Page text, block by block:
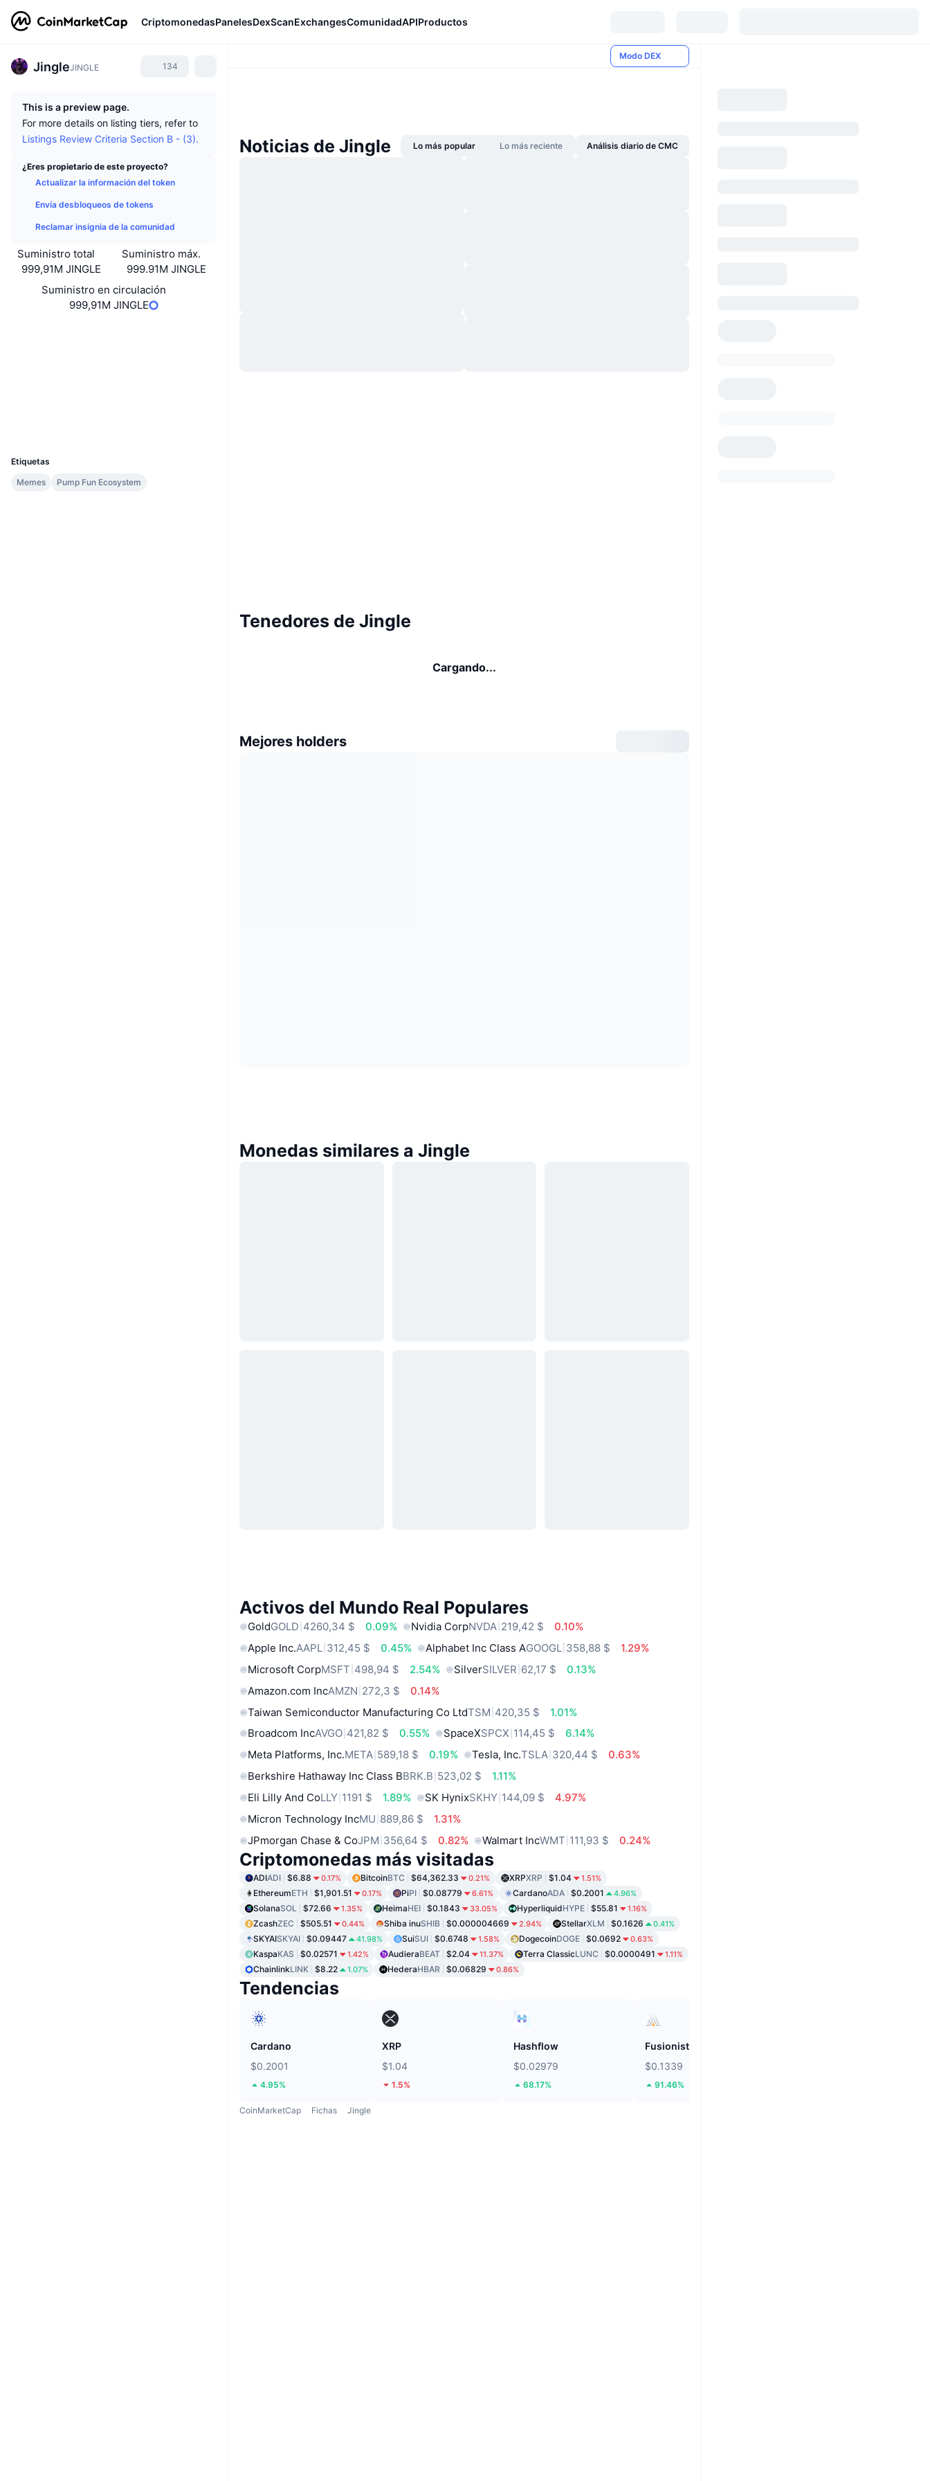
CriptomonedasPanelesDexScanExchangesComunidadAPIProductos
JingleJINGLE 134
This is a preview page.
For more details on listing tiers, refer to
Listings Review Criteria Section B - (3).
¿Eres propietario de este proyecto?
Actualizar la información del token
Envía desbloqueos de tokens
Reclamar insignia de la comunidad
Suministro total
999,91M JINGLE
Suministro máx.
999.91M JINGLE
Suministro en circulación
999,91M JINGLE
Etiquetas
Memes
Pump Fun Ecosystem
Modo DEX
Noticias de Jingle Lo más popular Lo más reciente Análisis diario de CMC
Tenedores de Jingle
Cargando...
Mejores holders
Monedas similares a Jingle
Activos del Mundo Real Populares
GoldGOLD 4260,34 $ 0.09% Nvidia CorpNVDA 219,42 $
0.10%
Apple Inc.AAPL 312,45 $ 0.45% Alphabet Inc Class AGOOGL 358,88 $
1.29%
Microsoft CorpMSFT 498,94 $ 2.54% SilverSILVER 62,17 $
0.13%
Amazon.com IncAMZN 272,3 $
0.14%
Taiwan Semiconductor Manufacturing Co LtdTSM 420,35 $
1.01%
Broadcom IncAVGO 421,82 $ 0.55% SpaceXSPCX 114,45 $
6.14%
Meta Platforms, Inc.META 589,18 $ 0.19% Tesla, Inc.TSLA 320,44 $
0.63%
Berkshire Hathaway Inc Class BBRK.B 523,02 $
1.11%
Eli Lilly And CoLLY 1191 $ 1.89% SK HynixSKHY 144,09 $
4.97%
Micron Technology IncMU 889,86 $
1.31%
JPmorgan Chase & CoJPM 356,64 $ 0.82% Walmart IncWMT 111,93 $ 0.24%
Criptomonedas más visitadas
ADIADI $6.88 0.17% BitcoinBTC $64,362.33 0.21% XRPXRP $1.04 1.51%
EthereumETH $1,901.51 0.17% PiPI $0.08779 6.61% CardanoADA $0.2001 4.96%
SolanaSOL $72.66 1.35% HeimaHEI $0.1843 33.05% HyperliquidHYPE $55.81 1.16%
ZcashZEC $505.51 0.44% Shiba inuSHIB $0.000004669 2.94% StellarXLM $0.1626 0.41%
SKYAISKYAI $0.09447 41.98% SuiSUI $0.6748 1.58% DogecoinDOGE $0.0692 0.63%
KaspaKAS $0.02571 1.42% AudieraBEAT $2.04 11.37% Terra ClassicLUNC $0.0000491 1.11%
ChainlinkLINK $8.22 1.07% HederaHBAR $0.06829 0.86%
Tendencias
Cardano
$0.2001
4.95%
XRP
$1.04
1.5%
Hashflow
$0.02979
68.17%
Fusionist
$0.1339
91.46%
CoinMarketCap Fichas Jingle